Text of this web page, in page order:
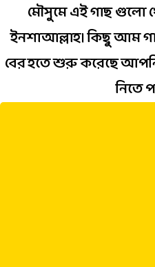
মৌসুমে এই গাছ গুলো
ইনশাআল্লাহ। কিছু আম
বের হতে শুরু করেছে
নিতে